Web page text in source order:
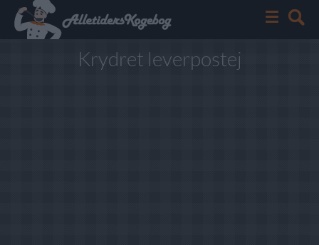
Krydret leverpostej